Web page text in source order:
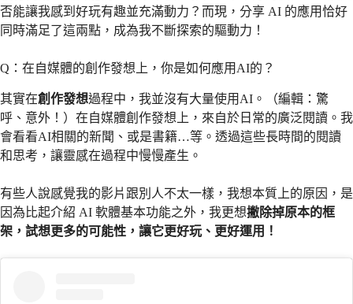
否能讓我感到好玩有趣並充滿動力？而現，分享 AI 的應用恰好
同時滿足了這兩點，成為我不斷探索的驅動力！
Q：在自媒體的創作發想上，你是如何應用AI的？
其實在創作發想過程中，我並沒有大量使用AI。（編輯：驚
呼、意外！）在自媒體創作發想上，來自於日常的廣泛閱讀。我
會看看AI相關的新聞、或是書籍…等。透過這些長時間的閱讀
和思考，讓靈感在過程中慢慢產生。
有些人說感覺我的影片跟別人不太一樣，我想本質上的原因，是
因為比起介紹 AI 軟體基本功能之外，我更想撇除掉原本的框
架，試想更多的可能性，讓它更好玩、更好運用！